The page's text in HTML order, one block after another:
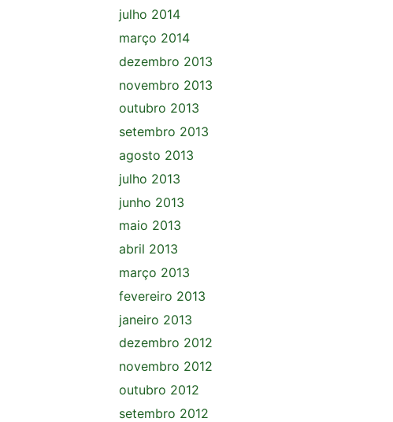
julho 2014
março 2014
dezembro 2013
novembro 2013
outubro 2013
setembro 2013
agosto 2013
julho 2013
junho 2013
maio 2013
abril 2013
março 2013
fevereiro 2013
janeiro 2013
dezembro 2012
novembro 2012
outubro 2012
setembro 2012